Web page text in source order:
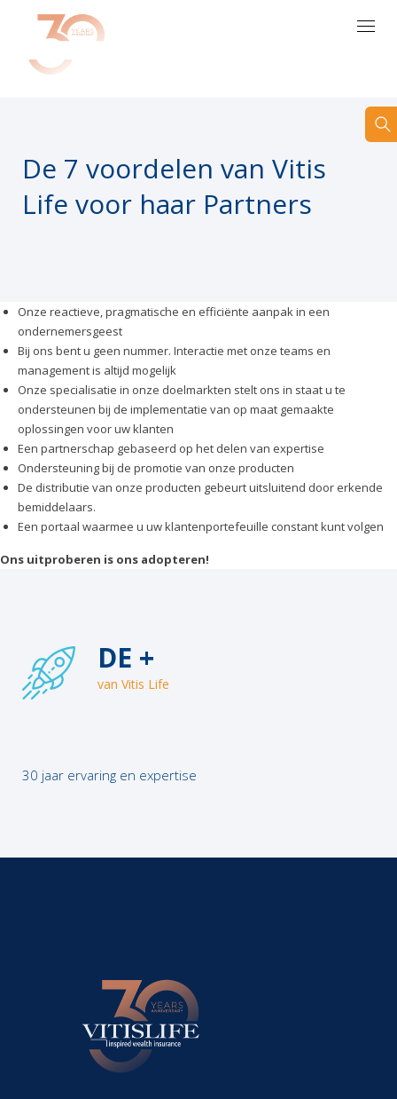
De 7 voordelen van Vitis
Life voor haar Partners
Onze reactieve, pragmatische en efficiënte aanpak in een
ondernemersgeest
Bij ons bent u geen nummer. Interactie met onze teams en
management is altijd mogelijk
Onze specialisatie in onze doelmarkten stelt ons in staat u te
ondersteunen bij de implementatie van op maat gemaakte
oplossingen voor uw klanten
Een partnerschap gebaseerd op het delen van expertise
Ondersteuning bij de promotie van onze producten
De distributie van onze producten gebeurt uitsluitend door erkende
bemiddelaars.
Een portaal waarmee u uw klantenportefeuille constant kunt volgen
Ons uitproberen is ons adopteren!
DE +
van Vitis Life
30 jaar ervaring en expertise